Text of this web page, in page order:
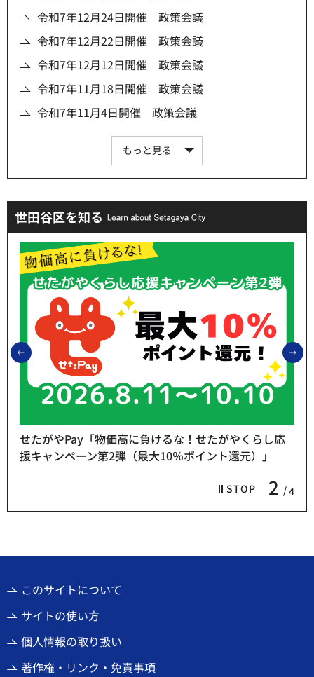
令和7年12月24日開催 政策会議
令和7年12月22日開催 政策会議
令和7年12月12日開催 政策会議
令和7年11月18日開催 政策会議
令和7年11月4日開催 政策会議
もっと見る
世田谷区を知る
前のスライドを表示
STOP 2 4
せたがやPay「物価高に負けるな！せたがやくらし応
援キャンペーン第2弾（最大10％ポイント還元）」
このサイトについて
サイトの使い方
個人情報の取り扱い
著作権・リンク・免責事項